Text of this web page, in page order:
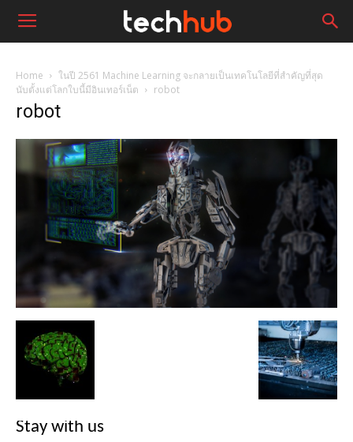
Home
ในปี 2561 Machine Learning จะกลายเป็นเทคโนโลยีที่สำคัญที่สุด
นับตั้งแต่โลกใบนี้มีอินเทอร์เน็ต
robot
robot
Stay with us